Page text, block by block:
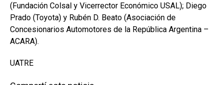
(Fundación Colsal y Vicerrector Económico USAL); Diego
Prado (Toyota) y Rubén D. Beato (Asociación de
Concesionarios Automotores de la República Argentina –
ACARA).
UATRE